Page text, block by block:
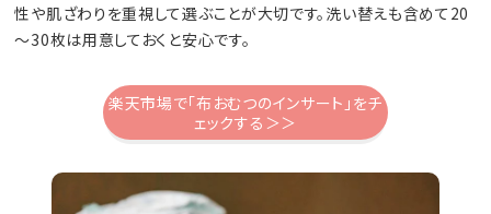
性や肌ざわりを重視して選ぶことが大切です。洗い替えも含めて20
～30枚は用意しておくと安心です。
楽天市場で「布おむつのインサート」をチ
ェックする＞＞